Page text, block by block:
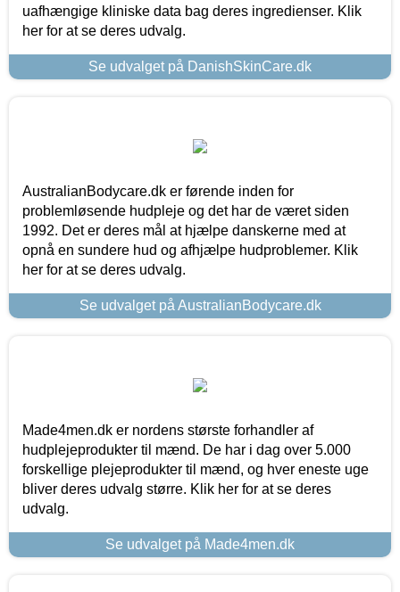
uafhængige kliniske data bag deres ingredienser. Klik
her for at se deres udvalg.
Se udvalget på DanishSkinCare.dk
AustralianBodycare.dk er førende inden for
problemløsende hudpleje og det har de været siden
1992. Det er deres mål at hjælpe danskerne med at
opnå en sundere hud og afhjælpe hudproblemer. Klik
her for at se deres udvalg.
Se udvalget på AustralianBodycare.dk
Made4men.dk er nordens største forhandler af
hudplejeprodukter til mænd. De har i dag over 5.000
forskellige plejeprodukter til mænd, og hver eneste uge
bliver deres udvalg større. Klik her for at se deres
udvalg.
Se udvalget på Made4men.dk